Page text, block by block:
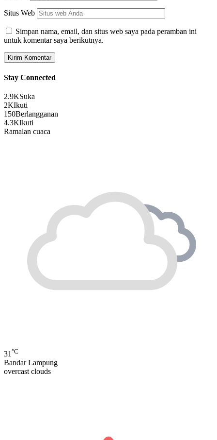
Situs Web
Simpan nama, email, dan situs web saya pada peramban ini
untuk komentar saya berikutnya.
Stay Connected
2.9KSuka
2KIkuti
150Berlangganan
4.3KIkuti
Ramalan cuaca
31 °C
Bandar Lampung
overcast clouds